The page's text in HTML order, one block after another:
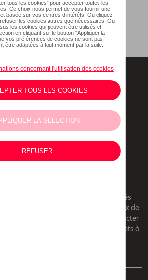
la page, l'information que vous
nous
Youtube
présent site sont des prix recommandés
frais de montage. Pour connaitre le prix de
frais de montage, veuillez contacter
agent. Les prix recommandés sont sujets à
préavis.